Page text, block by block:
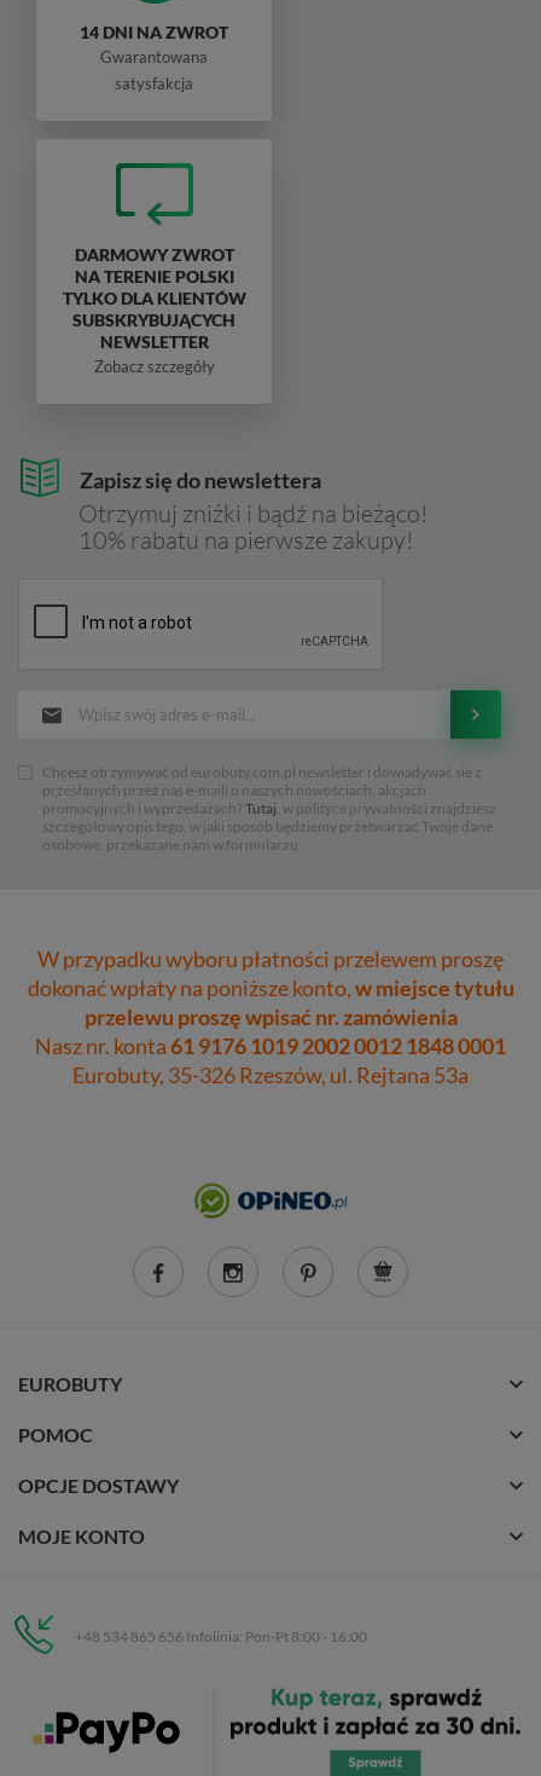
Zapisz się do newslettera
Otrzymuj zniżki i bądź na bieżąco!
10% rabatu na pierwsze zakupy!
Chcesz otrzymywać od eurobuty.com.pl newsletter i dowiadywać sie z
przesłanych przez nas e-maili o naszych nowościach, akcjach
promocyjnych i wyprzedażach? Tutaj, w polityce prywatności znajdziesz
szczegółowy opis tego, w jaki sposób będziemy przetwarzać Twoje dane
osobowe, przekazane nam w formularzu.
14 DNI NA ZWROT
Gwarantowana
satysfakcja
DARMOWY ZWROT
NA TERENIE POLSKI
TYLKO DLA KLIENTÓW
SUBSKRYBUJĄCYCH
NEWSLETTER
Zobacz szczegóły
W przypadku wyboru płatności przelewem proszę
dokonać wpłaty na poniższe konto,w miejsce tytułu
przelewu proszę wpisać nr. zamówienia
Nasz nr. konta61 9176 1019 2002 0012 1848 0001
Eurobuty, 35-326 Rzeszów, ul. Rejtana 53a
EUROBUTY
POMOC
OPCJE DOSTAWY
MOJE KONTO
+48 534 865 656 Infolinia: Pon-Pt 8:00 - 16:00
C.H. Respan, Rejtana 53a/250
35-326 Rzeszów